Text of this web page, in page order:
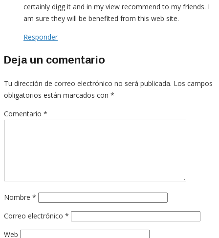
certainly digg it and in my view recommend to my friends. I
am sure they will be benefited from this web site.
Responder
Deja un comentario
Tu dirección de correo electrónico no será publicada. Los campos
obligatorios están marcados con *
Comentario *
Nombre *
Correo electrónico *
Web